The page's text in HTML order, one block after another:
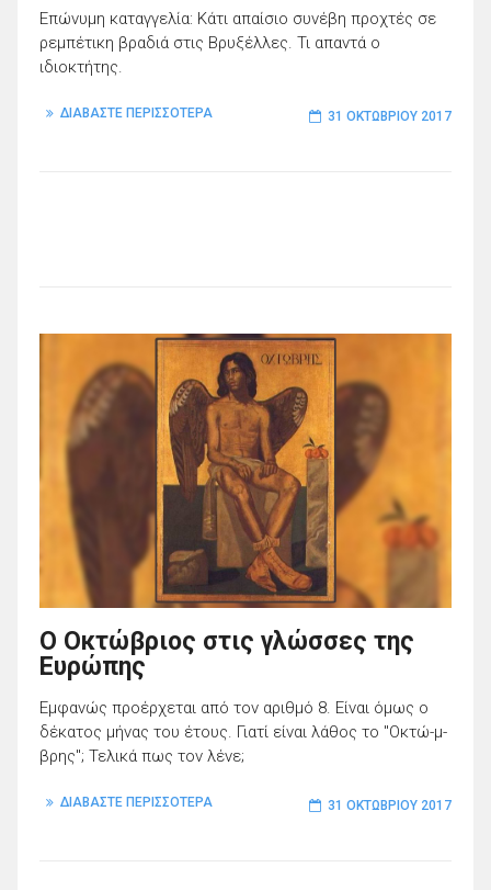
Επώνυμη καταγγελία: Κάτι απαίσιο συνέβη προχτές σε
ρεμπέτικη βραδιά στις Βρυξέλλες. Τι απαντά ο
ιδιοκτήτης.
ΔΙΑΒΑΣΤΕ ΠΕΡΙΣΣΟΤΕΡΑ 31 ΟΚΤΩΒΡΊΟΥ 2017
O Οκτώβριος στις γλώσσες της
Ευρώπης
Εμφανώς προέρχεται από τον αριθμό 8. Είναι όμως ο
δέκατος μήνας του έτους. Γιατί είναι λάθος το "Οκτώ-μ-
βρης"; Τελικά πως τον λένε;
ΔΙΑΒΑΣΤΕ ΠΕΡΙΣΣΟΤΕΡΑ 31 ΟΚΤΩΒΡΊΟΥ 2017